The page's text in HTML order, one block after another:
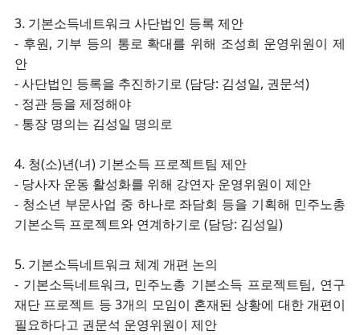
3. 기본소득네트워크 사단법인 등록 제안
- 후원, 기부 등의 통로 확대를 위해 조성희 운영위원이 제
안
- 사단법인 등록을 추진하기로 (담당: 김성일, 권문석)
- 정관 등을 제정해야
- 통장 명의는 김성일 명의로
4. 청(소)년(녀) 기본소득 프로젝트팀 제안
- 당사자 운동 활성화를 위해 강연자 운영위원이 제안
- 청소년 부문사업 중 하나로 좌담회 등을 기획해 민주노총
기본소득 프로젝트와 연계하기로 (담당: 김성일)
5. 기본소득네트워크 체계 개편 논의
- 기본소득네트워크, 민주노총 기본소득 프로젝트팀, 연구
재단 프로젝트 등 3개의 모임이 혼재된 상황에 대한 개편이
필요하다고 권문석 운영위원이 제안